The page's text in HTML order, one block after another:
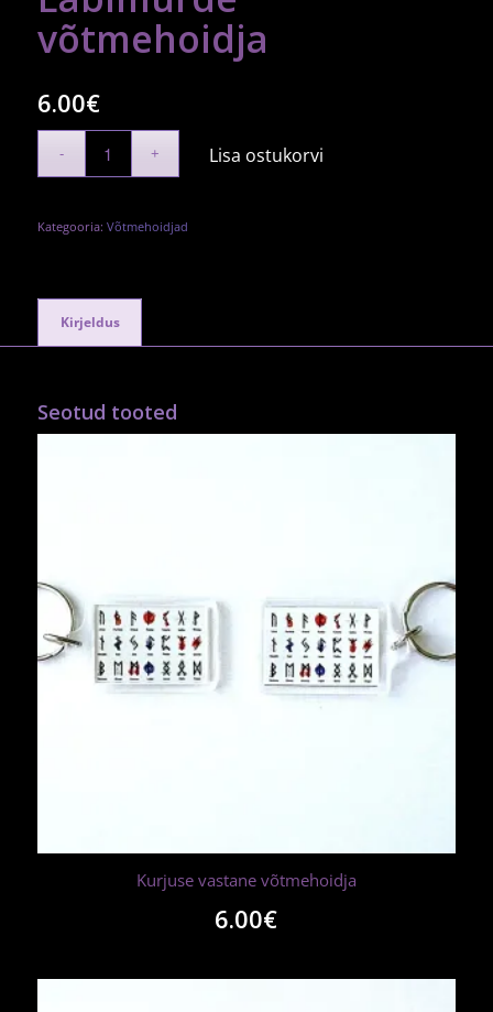
võtmehoidja
6.00€
Lisa ostukorvi
Kategooria: Võtmehoidjad
Kirjeldus
Seotud tooted
Kurjuse vastane võtmehoidja
6.00€